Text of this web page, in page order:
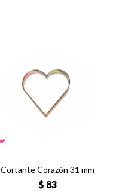
Cortante Corazón 31 mm
$ 83